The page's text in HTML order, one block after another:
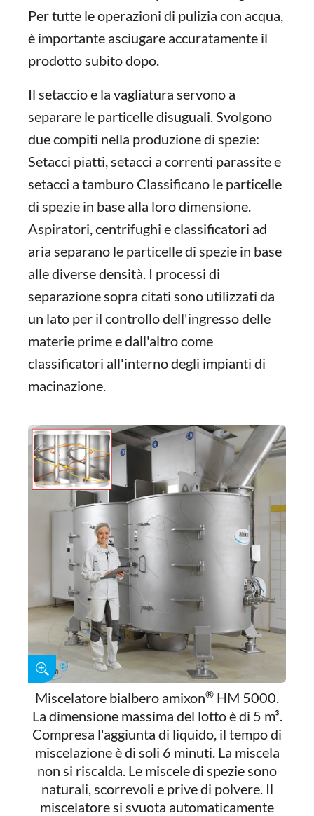
Per tutte le operazioni di pulizia con acqua,
è importante asciugare accuratamente il
prodotto subito dopo.
Il setaccio e la vagliatura servono a
separare le particelle disuguali. Svolgono
due compiti nella produzione di spezie:
Setacci piatti, setacci a correnti parassite e
setacci a tamburo Classificano le particelle
di spezie in base alla loro dimensione.
Aspiratori, centrifughi e classificatori ad
aria separano le particelle di spezie in base
alle diverse densità. I processi di
separazione sopra citati sono utilizzati da
un lato per il controllo dell'ingresso delle
materie prime e dall'altro come
classificatori all'interno degli impianti di
macinazione.
Miscelatore bialbero amixon® HM 5000.
La dimensione massima del lotto è di 5 m³.
Compresa l'aggiunta di liquido, il tempo di
miscelazione è di soli 6 minuti. La miscela
non si riscalda. Le miscele di spezie sono
naturali, scorrevoli e prive di polvere. Il
miscelatore si svuota automaticamente